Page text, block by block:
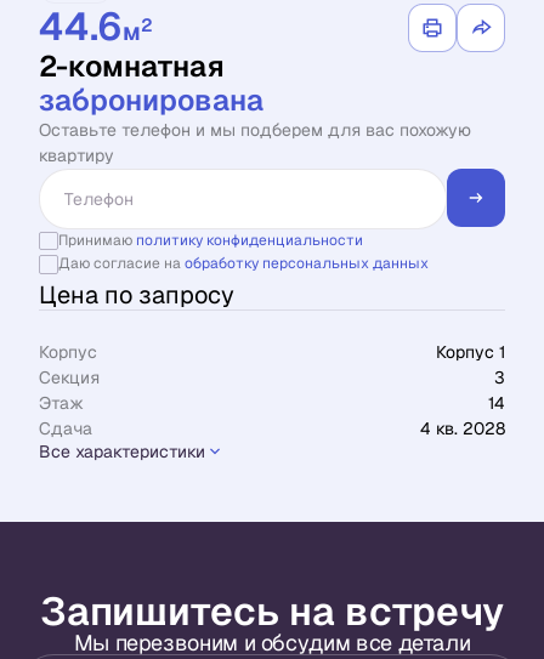
44.6м2
2-комнатная
забронирована
Оставьте телефон и мы подберем для вас похожую
квартиру
Принимаю политику конфиденциальности
Даю согласие наобработку персональных данных
Цена по запросу
Корпус
Корпус 1
Секция
3
Этаж
14
Сдача
4 кв. 2028
Все характеристики
Запишитесь на встречу
Мы перезвоним и обсудим все детали